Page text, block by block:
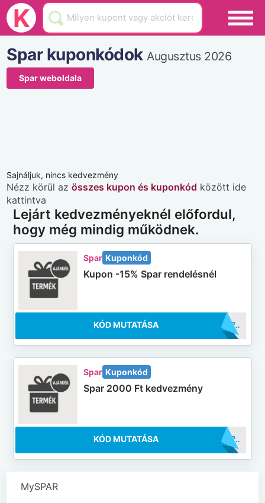
K
Black Friday
Hamarosan lejár
Üzletek
Blog
Spar kuponkódokAugusztus 2026
Spar weboldala
Sajnáljuk, nincs kedvezmény
Nézz körül azösszes kupon és kuponkód között ide
kattintva
Lejárt kedvezményeknél előfordul,
hogy még mindig működnek.
Spar Kuponkód
Kupon -15% Spar rendelésnél
KÓD MUTATÁSA ..E+12
Spar Kuponkód
Spar 2000 Ft kedvezmény
KÓD MUTATÁSA ..E+12
MySPAR